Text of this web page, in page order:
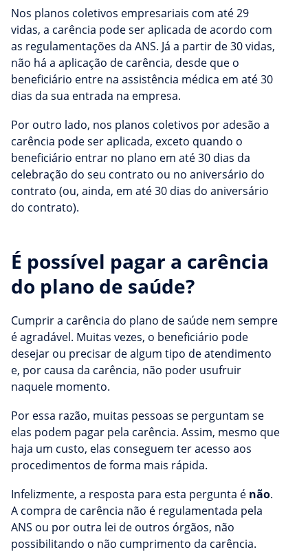
Nos planos coletivos empresariais com até 29
vidas, a carência pode ser aplicada de acordo com
as regulamentações da ANS. Já a partir de 30 vidas,
não há a aplicação de carência, desde que o
beneficiário entre na assistência médica em até 30
dias da sua entrada na empresa.
Por outro lado, nos planos coletivos por adesão a
carência pode ser aplicada, exceto quando o
beneficiário entrar no plano em até 30 dias da
celebração do seu contrato ou no aniversário do
contrato (ou, ainda, em até 30 dias do aniversário
do contrato).
É possível pagar a carência
do plano de saúde?
Cumprir a carência do plano de saúde nem sempre
é agradável. Muitas vezes, o beneficiário pode
desejar ou precisar de algum tipo de atendimento
e, por causa da carência, não poder usufruir
naquele momento.
Por essa razão, muitas pessoas se perguntam se
elas podem pagar pela carência. Assim, mesmo que
haja um custo, elas conseguem ter acesso aos
procedimentos de forma mais rápida.
Infelizmente, a resposta para esta pergunta é não.
A compra de carência não é regulamentada pela
ANS ou por outra lei de outros órgãos, não
possibilitando o não cumprimento da carência.